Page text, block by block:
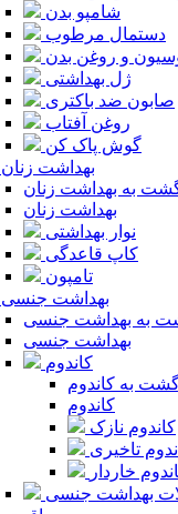
شامپو بدن
دستمال مرطوب
و روغن بدن
ژل بهداشتی
صابون ضد باکتری
روغن آفتاب
گوش پاک کن
بهداشت زنان
به بهداشت زنان
بهداشت زنان
نوار بهداشتی
کاپ قاعدگی
تامپون
بهداشت جنسی
به بهداشت جنسی
بهداشت جنسی
کاندوم
به کاندوم
کاندوم
کاندوم نازک
تاخیری
خاردار
بهداشت جنسی